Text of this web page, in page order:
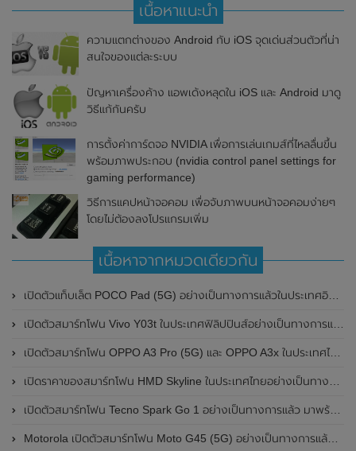
เนื้อหาแนะนำ
ความแตกต่างของ Android กับ iOS จุดเด่นส่วนตัวที่น่า
สนใจของแต่ละระบบ
ปัญหาเครื่องค้าง แอพเด้งหลุดใน iOS และ Android มาดู
วิธีแก้กันครับ
การตั้งค่าการ์ดจอ NVIDIA เพื่อการเล่นเกมส์ที่ไหลลื่นขึ้น
พร้อมภาพประกอบ (nvidia control panel settings for
gaming performance)
วิธีการแคปหน้าจอคอม เพื่อจับภาพบนหน้าจอคอมง่ายๆ
โดยไม่ต้องลงโปรแกรมเพิ่ม
เนื้อหาจากหมวดเดียวกัน
เปิดตัวแท็บเล็ต POCO Pad (5G) อย่างเป็นทางการแล้วในประเทศอินเดีย มาพร้อมชิปเซ็ต Snapdragon 7s Gen 2 ของ Qualcomm และรองรับเครือข่าย 5G
เปิดตัวสมาร์ทโฟน Vivo Y03t ในประเทศฟิลิปปินส์อย่างเป็นทางการแล้ว มาพร้อมชิปเซ็ต Unisoc T612 , กล้องหลัง ความละเอียด 13MP , แบตเตอรี่ 5,000mAh และหน้าจอแสดงผล LCD / 90Hz
เปิดตัวสมาร์ทโฟน OPPO A3 Pro (5G) และ OPPO A3x ในประเทศไทยอย่างเป็นทางการแล้ว ในราคาเริ่มต้นเพียง 3,999 บาท
เปิดราคาของสมาร์ทโฟน HMD Skyline ในประเทศไทยอย่างเป็นทางการแล้ว ราคา 14,990 บาท
เปิดตัวสมาร์ทโฟน Tecno Spark Go 1 อย่างเป็นทางการแล้ว มาพร้อมหน้าจอแสดงผล LCD / 120Hz , แบตเตอรี่ 5,000mAh และใช้ชิปเซ็ต Unisoc
Motorola เปิดตัวสมาร์ทโฟน Moto G45 (5G) อย่างเป็นทางการแล้วในอินเดีย